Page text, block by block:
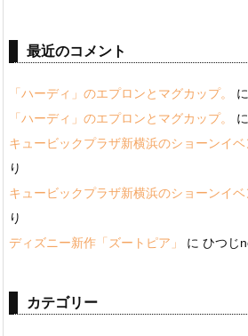
最近のコメント
「ハーディ」のエプロンとマグカップ。 に
「ハーディ」のエプロンとマグカップ。
に
キュービックプラザ新横浜のショーンイベ
り
キュービックプラザ新横浜のショーンイベ
り
ディズニー新作「ズートピア」
に ひつじ
カテゴリー